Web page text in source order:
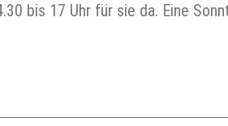
bis 17 Uhr für sie da. Eine